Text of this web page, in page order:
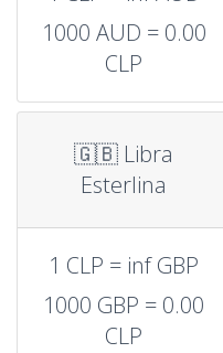
1000 AUD = 0.00
CLP
🇬🇧 Libra
Esterlina
1 CLP = inf GBP
1000 GBP = 0.00
CLP